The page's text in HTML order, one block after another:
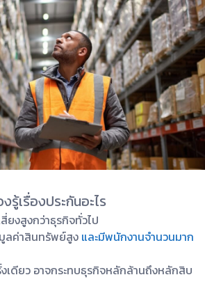
รู้เรื่องประกันอะไร
ยงสูงกว่าธุรกิจทั่วไป
มูลค่าสินทรัพย์สูง และมีพนักงานจำนวนมาก
เดียว อาจกระทบธุรกิจหลักล้านถึงหลักสิบ